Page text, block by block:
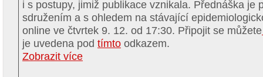
i s postupy, jimiž publikace vznikala. Přednáška je
sdružením a s ohledem na stávající
online ve čtvrtek 9. 12. od 17:30. Připojit se můžete
je uvedena pod tímto odkazem.
Zobrazit více